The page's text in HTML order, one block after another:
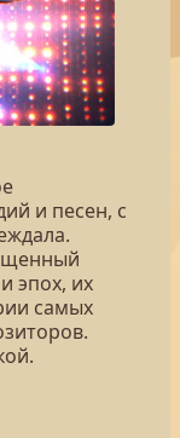
и песен, с
эпох, их
самых